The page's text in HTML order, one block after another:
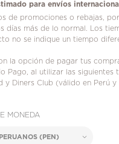
para envíos
de promociones o rebajas,
días más de lo normal. Los
no se indique un tiempo
la opción de pagar tus
Pago, al utilizar las siguientes
y Diners Club (válido en Perú y
MONEDA